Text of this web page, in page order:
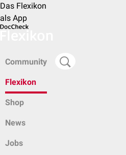
Das Flexikon
als App
Community
Flexikon
Shop
News
Jobs